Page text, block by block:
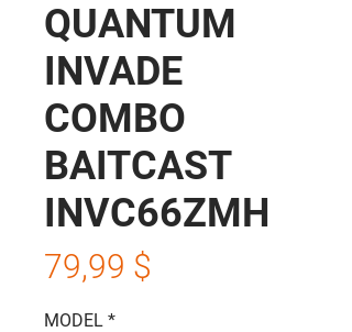
QUANTUM
INVADE
COMBO
BAITCAST
INVC66ZMH
79,99 $
MODEL *